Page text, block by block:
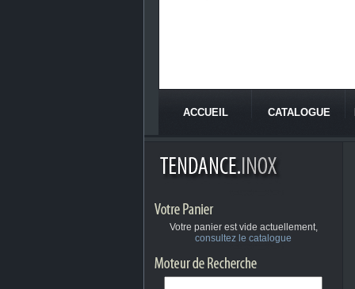
ACCUEIL CATALOGUE
Votre panier est vide actuellement,
consultez le catalogue